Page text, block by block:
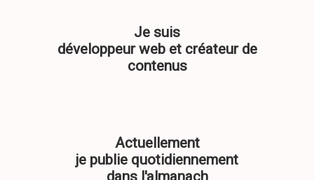
Je suis
développeur web et créateur de
contenus
Actuellement
je publie quotidiennement
dans l'almanach